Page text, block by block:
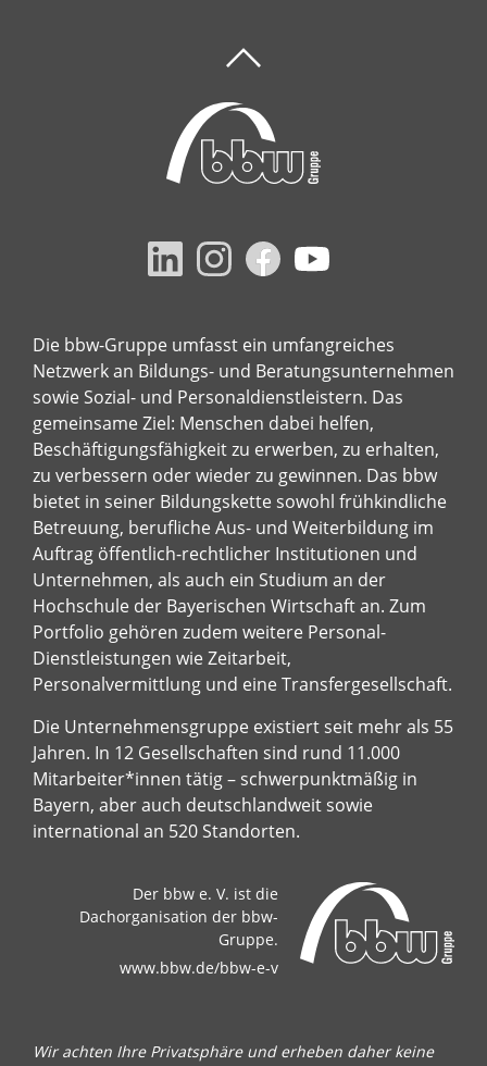
Die bbw-Gruppe umfasst ein umfangreiches
Netzwerk an Bildungs- und Beratungsunternehmen
sowie Sozial- und Personaldienstleistern. Das
gemeinsame Ziel: Menschen dabei helfen,
Beschäftigungsfähigkeit zu erwerben, zu erhalten,
zu verbessern oder wieder zu gewinnen. Das bbw
bietet in seiner Bildungskette sowohl frühkindliche
Betreuung, berufliche Aus- und Weiterbildung im
Auftrag öffentlich-rechtlicher Institutionen und
Unternehmen, als auch ein Studium an der
Hochschule der Bayerischen Wirtschaft an. Zum
Portfolio gehören zudem weitere Personal-
Dienstleistungen wie Zeitarbeit,
Personalvermittlung und eine Transfergesellschaft.
Die Unternehmensgruppe existiert seit mehr als 55
Jahren. In 12 Gesellschaften sind rund 11.000
Mitarbeiter*innen tätig – schwerpunktmäßig in
Bayern, aber auch deutschlandweit sowie
international an 520 Standorten.
Der bbw e. V. ist die
Dachorganisation der bbw-
Gruppe.
www.bbw.de/bbw-e-v
Wir achten Ihre Privatsphäre und erheben daher keine